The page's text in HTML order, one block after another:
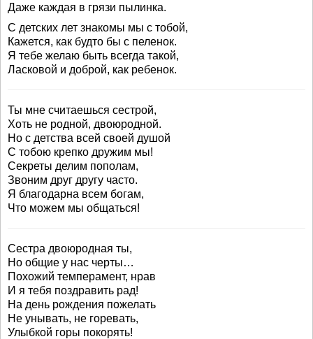
Даже каждая в грязи пылинка.
С детских лет знакомы мы с тобой,
Кажется, как будто бы с пеленок.
Я тебе желаю быть всегда такой,
Ласковой и доброй, как ребенок.
Ты мне считаешься сестрой,
Хоть не родной, двоюродной.
Но с детства всей своей душой
С тобою крепко дружим мы!
Секреты делим пополам,
Звоним друг другу часто.
Я благодарна всем богам,
Что можем мы общаться!
Сестра двоюродная ты,
Но общие у нас черты…
Похожий темперамент, нрав
И я тебя поздравить рад!
На день рождения пожелать
Не унывать, не горевать,
Улыбкой горы покорять!